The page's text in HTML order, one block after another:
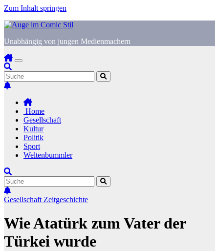
Zum Inhalt springen
Unabhängig von jungen Medienmachern
Home
Gesellschaft
Kultur
Politik
Sport
Weltenbummler
Gesellschaft Zeitgeschichte
Wie Atatürk zum Vater der
Türkei wurde